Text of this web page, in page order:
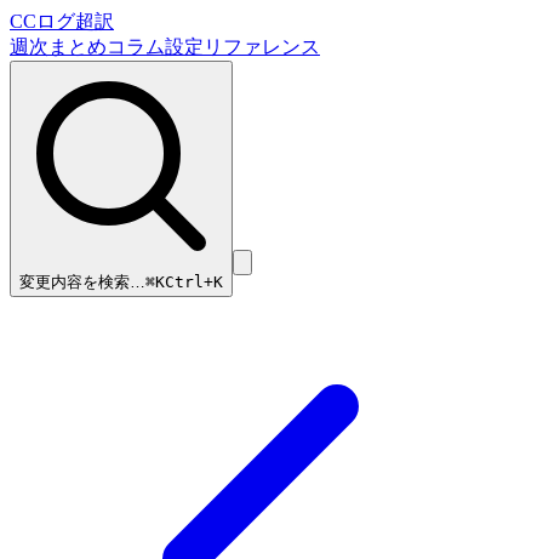
CCログ超訳
週次まとめコラム設定リファレンス
変更内容を検索…⌘KCtrl+K